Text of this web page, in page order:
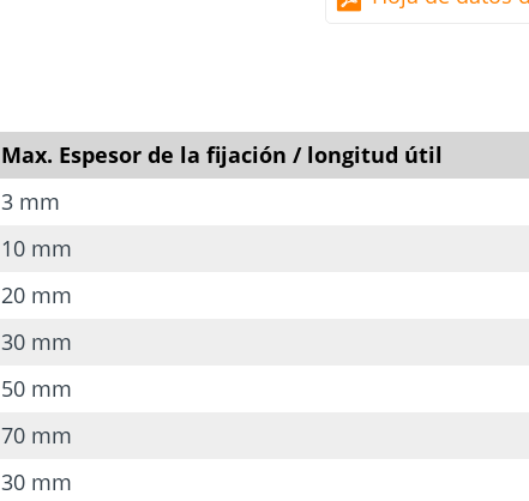
Max. Espesor de la fijación / longitud útil
3 mm
10 mm
20 mm
30 mm
50 mm
70 mm
30 mm